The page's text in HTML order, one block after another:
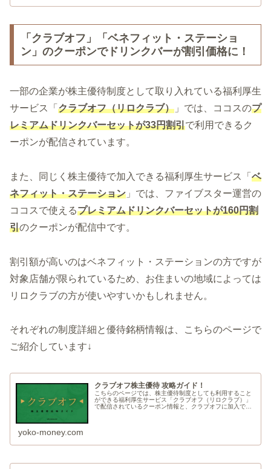
「クラブオフ」「ベネフィット・ステーショ
ン」のクーポンでドリンクバーが割引価格に！
一部の企業が株主優待制度として取り入れている福利厚生
サービス「 クラブオフ（リロクラブ） 」では、ココスのプ
レミアムドリンクバーセットが33円割引で利用できるク
ーポンが配信されています。
また、同じく株主優待で加入できる福利厚生サービス「 ベ
ネフィット・ステーション 」では、ファイブスター運営の
ココスで使えるプレミアムドリンクバーセットが160円割
引のクーポンが配信中です。
割引額が高いのはベネフィット・ステーションの方ですが
対象店舗が限られているため、お住まいの地域によっては
リロクラブの方が使いやすいかもしれません。
それぞれの制度詳細と優待銘柄情報は、こちらのページで
ご紹介しています↓
クラブオフ株主優待 攻略ガイド！
こちらのページでは、株主優待制度としても利用すること
ができる福利厚生サービス「クラブオフ（リロクラブ）」
で配信されているクーポン情報と、クラブオフに加入でき
yoko-money.com